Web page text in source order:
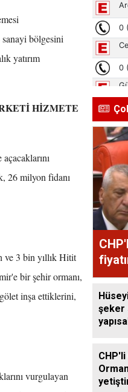
bölgesini
yatırım
HİZMETE
26 milyon fidanı
ve 3 bin yıllık Hitit
bir şehir ormanı,
inşa ettiklerini,
vurgulayan
şeker